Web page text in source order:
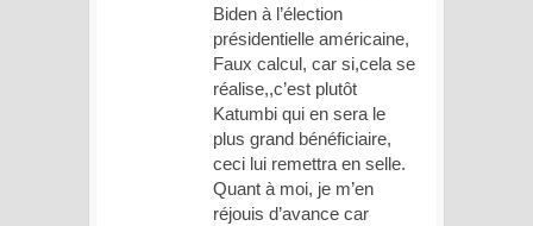
Biden à l’élection
présidentielle américaine,
Faux calcul, car si,cela se
réalise,,c’est plutôt
Katumbi qui en sera le
plus grand bénéficiaire,
ceci lui remettra en selle.
Quant à moi, je m’en
réjouis d’avance car